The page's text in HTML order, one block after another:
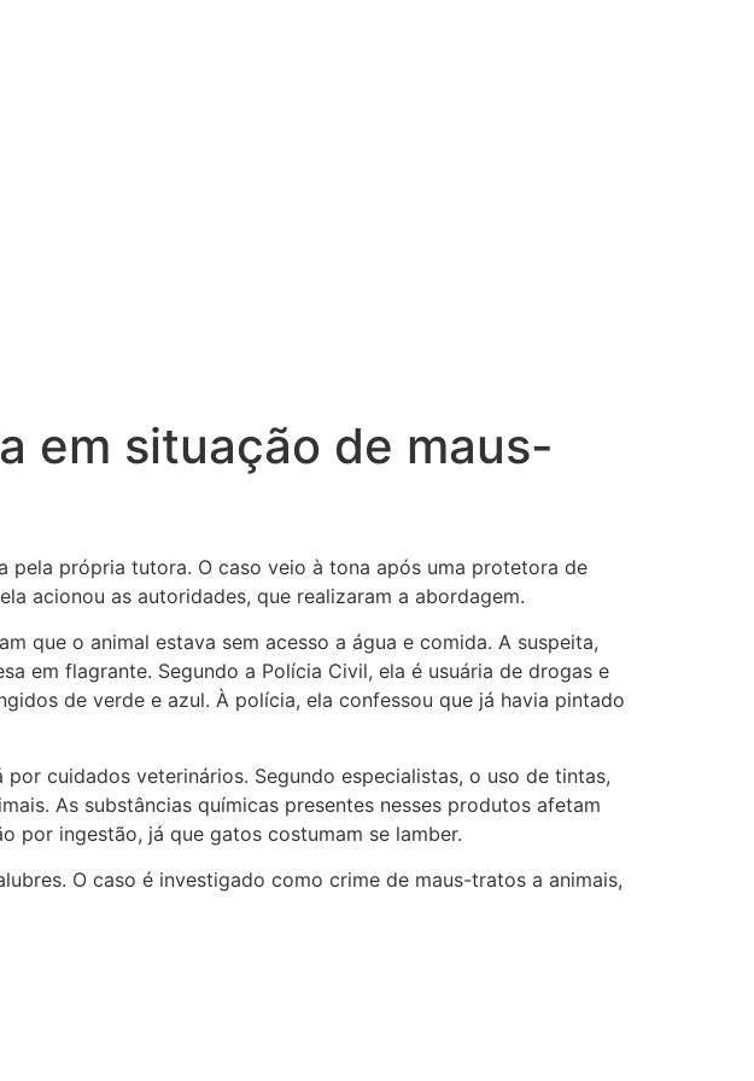
em situação de maus-
pela própria tutora. O caso veio à tona após uma protetora de
acionou as autoridades, que realizaram a abordagem.
que o animal estava sem acesso a água e comida. A suspeita,
em flagrante. Segundo a Polícia Civil, ela é usuária de drogas e
de verde e azul. À polícia, ela confessou que já havia pintado
cuidados veterinários. Segundo especialistas, o uso de tintas,
As substâncias químicas presentes nesses produtos afetam
por ingestão, já que gatos costumam se lamber.
O caso é investigado como crime de maus-tratos a animais,